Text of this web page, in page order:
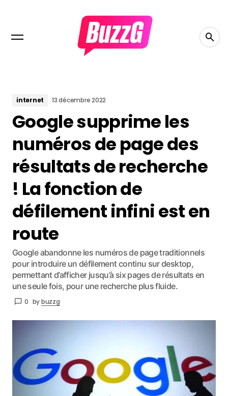
internet 13 décembre 2022
Google supprime les
numéros de page des
résultats de recherche
! La fonction de
défilement infini est en
route
Google abandonne les numéros de page traditionnels
pour introduire un défilement continu sur desktop,
permettant d’afficher jusqu’à six pages de résultats en
une seule fois, pour une recherche plus fluide.
0 bybuzzg